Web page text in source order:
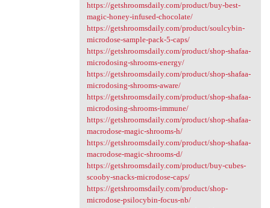
https://getshroomsdaily.com/product/buy-best-
magic-honey-infused-chocolate/
https://getshroomsdaily.com/product/soulcybin-
microdose-sample-pack-5-caps/
https://getshroomsdaily.com/product/shop-shafaa-
microdosing-shrooms-energy/
https://getshroomsdaily.com/product/shop-shafaa-
microdosing-shrooms-aware/
https://getshroomsdaily.com/product/shop-shafaa-
microdosing-shrooms-immune/
https://getshroomsdaily.com/product/shop-shafaa-
macrodose-magic-shrooms-h/
https://getshroomsdaily.com/product/shop-shafaa-
macrodose-magic-shrooms-d/
https://getshroomsdaily.com/product/buy-cubes-
scooby-snacks-microdose-caps/
https://getshroomsdaily.com/product/shop-
microdose-psilocybin-focus-nb/